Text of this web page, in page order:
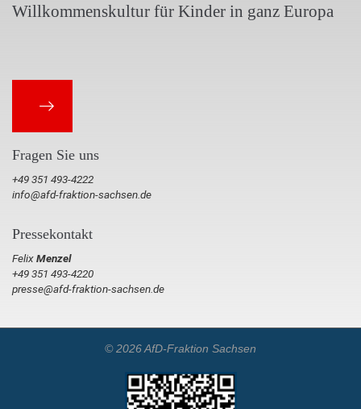
Willkommenskultur für Kinder in ganz Europa
Fragen Sie uns
+49 351 493-4222
info@afd-fraktion-sachsen.de
Pressekontakt
FelixMenzel
+49 351 493-4220
presse@afd-fraktion-sachsen.de
© 2026 AfD-Fraktion Sachsen